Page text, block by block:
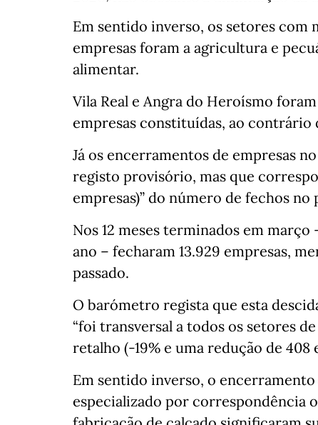
Em sentido inverso, os setores com
empresas foram a agricultura e
alimentar.
Vila Real e Angra do Heroísmo
empresas constituídas, ao
Já os encerramentos de empresas
registo provisório, mas que
empresas)” do número de fechos
Nos 12 meses terminados em
ano – fecharam 13.929 empresas,
passado.
O barómetro regista que esta
“foi transversal a todos os setores
retalho (-19% e uma redução de 408
Em sentido inverso, o encerramento
especializado por correspondência